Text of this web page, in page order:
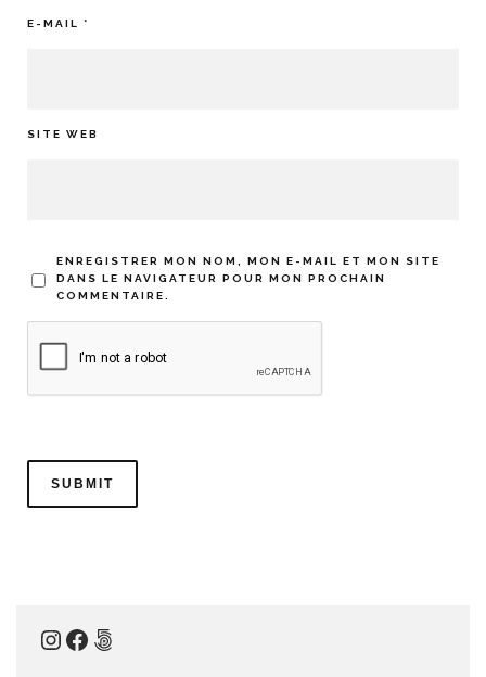
E-MAIL *
SITE WEB
ENREGISTRER MON NOM, MON E-MAIL ET MON SITE
DANS LE NAVIGATEUR POUR MON PROCHAIN
COMMENTAIRE.
Instagram
Facebook
500px